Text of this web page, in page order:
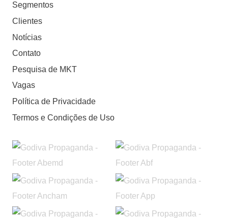
Segmentos
Clientes
Notícias
Contato
Pesquisa de MKT
Vagas
Política de Privacidade
Termos e Condições de Uso